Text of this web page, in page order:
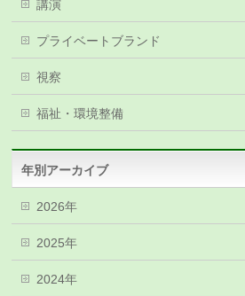
講演
プライベートブランド
視察
福祉・環境整備
年別アーカイブ
2026年
2025年
2024年